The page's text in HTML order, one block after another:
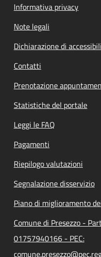
Informativa privacy
Note legali
Dichiarazione di
Contatti
Prenotazione
Statistiche del portale
Leggi le FAQ
Pagamenti
Riepilogo valutazioni
Segnalazione disservizio
Piano di miglioramento
Comune di Presezzo -
01757940166 - PEC: